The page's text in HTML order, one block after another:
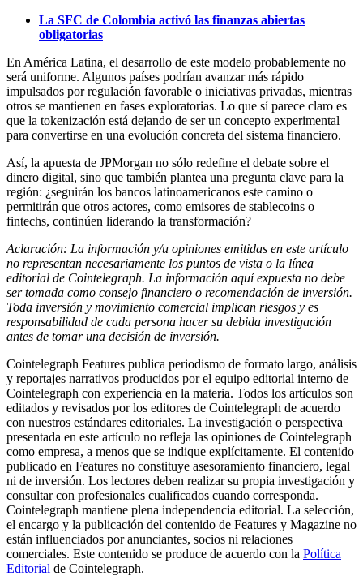
La SFC de Colombia activó las finanzas abiertas
obligatorias
En América Latina, el desarrollo de este modelo probablemente no
será uniforme. Algunos países podrían avanzar más rápido
impulsados por regulación favorable o iniciativas privadas, mientras
otros se mantienen en fases exploratorias. Lo que sí parece claro es
que la tokenización está dejando de ser un concepto experimental
para convertirse en una evolución concreta del sistema financiero.
Así, la apuesta de JPMorgan no sólo redefine el debate sobre el
dinero digital, sino que también plantea una pregunta clave para la
región: ¿seguirán los bancos latinoamericanos este camino o
permitirán que otros actores, como emisores de stablecoins o
fintechs, continúen liderando la transformación?
Aclaración: La información y/u opiniones emitidas en este artículo
no representan necesariamente los puntos de vista o la línea
editorial de Cointelegraph. La información aquí expuesta no debe
ser tomada como consejo financiero o recomendación de inversión.
Toda inversión y movimiento comercial implican riesgos y es
responsabilidad de cada persona hacer su debida investigación
antes de tomar una decisión de inversión.
Cointelegraph Features publica periodismo de formato largo, análisis
y reportajes narrativos producidos por el equipo editorial interno de
Cointelegraph con experiencia en la materia. Todos los artículos son
editados y revisados por los editores de Cointelegraph de acuerdo
con nuestros estándares editoriales. La investigación o perspectiva
presentada en este artículo no refleja las opiniones de Cointelegraph
como empresa, a menos que se indique explícitamente. El contenido
publicado en Features no constituye asesoramiento financiero, legal
ni de inversión. Los lectores deben realizar su propia investigación y
consultar con profesionales cualificados cuando corresponda.
Cointelegraph mantiene plena independencia editorial. La selección,
el encargo y la publicación del contenido de Features y Magazine no
están influenciados por anunciantes, socios ni relaciones
comerciales. Este contenido se produce de acuerdo con la Política
Editorial de Cointelegraph.